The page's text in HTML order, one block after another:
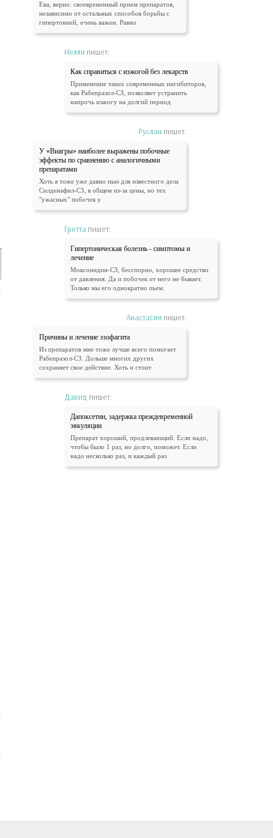
Ева, верно: своевременный прием препаратов,
независимо от остальных способов борьбы с
гипертонией, очень важен. Равно
Нелли пишет:
Как справиться с изжогой без лекарств
Применение таких современных ингибиторов,
как Рабепразол-СЗ, позволяет устранить
напрочь изжогу на долгий период
Руслан пишет:
У «Виагры» наиболее выражены побочные
эффекты по сравнению с аналогичными
препаратами
Хоть я тоже уже давно пью для известного дела
Силденафил-СЗ, в общем из-за цены, но тех
"ужасных" побочек у
Гретта пишет:
Гипертоническая болезнь - симптомы и
лечение
Моксонидин-СЗ, бесспорно, хорошее средство
от давления. Да и побочек от него не бывает.
Только мы его однократно пьем.
Анастасия пишет:
Причины и лечение эзофагита
Из препаратов мне тоже лучше всего помогает
Рабепразол-СЗ. Дольше многих других
сохраняет свое действие. Хоть и стоит
Давид пишет:
Дапоксетин, задержка преждевременной
эякуляции
Препарат хороший, продлевающий. Если надо,
чтобы было 1 раз, но долго, поможет. Если
надо несколько раз, и каждый раз